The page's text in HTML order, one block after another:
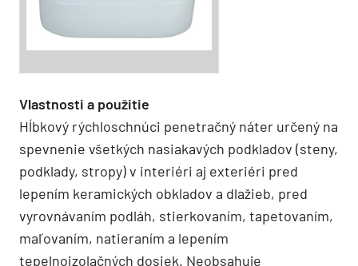
Vlastnosti a použitie
Hĺbkový rýchloschnúci penetračný náter určený na
spevnenie všetkých nasiakavých podkladov (steny,
podklady, stropy) v interiéri aj exteriéri pred
lepením keramických obkladov a dlažieb, pred
vyrovnávaním podláh, stierkovaním, tapetovaním,
maľovaním, natieraním a lepením
tepelnoizolačných dosiek. Neobsahuje